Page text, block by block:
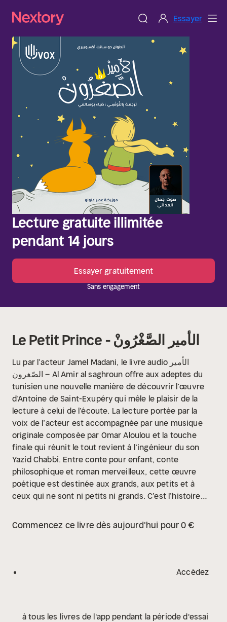
Essayer
Lecture gratuite illimitée
pendant 14 jours
Essayer gratuitement
Sans engagement
Le Petit Prince - الأمير الصَّغْرُونْ
Lu par l’acteur Jamel Madani, le livre audio الأمير
الصّغرون – Al Amir al saghroun offre aux adeptes du
tunisien une nouvelle manière de découvrir l’œuvre
d’Antoine de Saint-Exupéry qui mêle le plaisir de la
lecture à celui de l’écoute. La lecture portée par la
voix de l’acteur est accompagnée par une musique
originale composée par Omar Aloulou et la touche
finale qui réunit le tout revient à l’ingénieur du son
Yazid Chabbi. Entre conte pour enfant, conte
philosophique et roman merveilleux, cette œuvre
poétique est destinée aux grands, aux petits et à
ceux qui ne sont ni petits ni grands. C’est l’histoire
à la suite d’une panne de moteur. En tentant de
réparer son avion, un petit prince lui apparaît et lui
Commencez ce livre dès aujourd'hui pour 0 €
Accédez
à tous les livres de l'app pendant la période d'essai